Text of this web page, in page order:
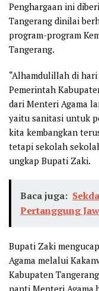
Penghargaan ini
Tangerang dinilai
program-program
Tangerang.
“Alhamdulillah di
Pemerintah
dari Menteri Agama
yaitu sanitasi untuk
kita kembangkan
tetapi sekolah
ungkap Bupati Zaki.
Baca juga:
Pertanggung
Bupati Zaki
Agama melalui
Kabupaten